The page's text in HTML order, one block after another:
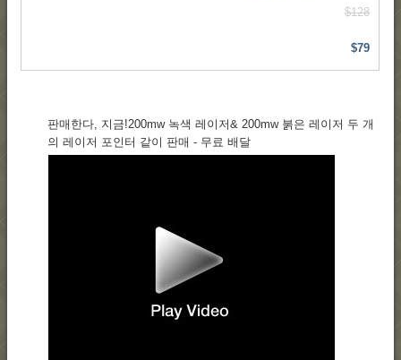
$128
$79
판매한다, 지금!200mw 녹색 레이저& 200mw 붉은 레이저 두 개
의 레이저 포인터 같이 판매 - 무료 배달